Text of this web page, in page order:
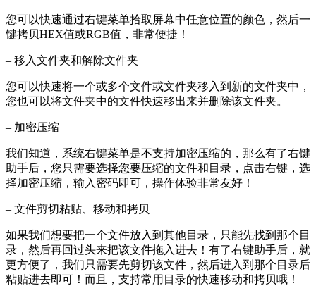
您可以快速通过右键菜单拾取屏幕中任意位置的颜色，然后一
键拷贝HEX值或RGB值，非常便捷！
– 移入文件夹和解除文件夹
您可以快速将一个或多个文件或文件夹移入到新的文件夹中，
您也可以将文件夹中的文件快速移出来并删除该文件夹。
– 加密压缩
我们知道，系统右键菜单是不支持加密压缩的，那么有了右键
助手后，您只需要选择您要压缩的文件和目录，点击右键，选
择加密压缩，输入密码即可，操作体验非常友好！
– 文件剪切粘贴、移动和拷贝
如果我们想要把一个文件放入到其他目录，只能先找到那个目
录，然后再回过头来把该文件拖入进去！有了右键助手后，就
更方便了，我们只需要先剪切该文件，然后进入到那个目录后
粘贴进去即可！而且，支持常用目录的快速移动和拷贝哦！